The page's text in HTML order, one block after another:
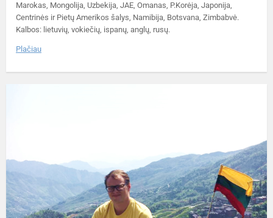
Marokas, Mongolija, Uzbekija, JAE, Omanas, P.Korėja, Japonija,
Centrinės ir Pietų Amerikos šalys, Namibija, Botsvana, Zimbabvė.
Kalbos: lietuvių, vokiečių, ispanų, anglų, rusų.
Plačiau